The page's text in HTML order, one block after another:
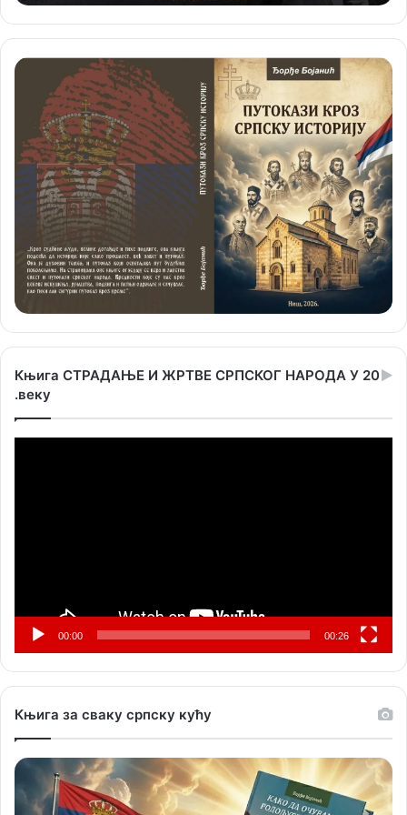
Књига СТРАДАЊЕ И ЖРТВЕ СРПСКОГ НАРОДА У 20
.веку
00:00 00:26
Књига за сваку српску кућу